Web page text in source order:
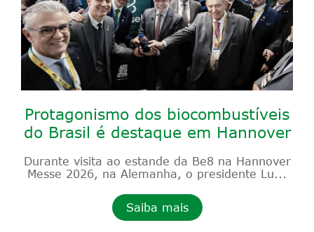
Protagonismo dos biocombustíveis
do Brasil é destaque em Hannover
Durante visita ao estande da Be8 na Hannover
Messe 2026, na Alemanha, o presidente Lu...
Saiba mais